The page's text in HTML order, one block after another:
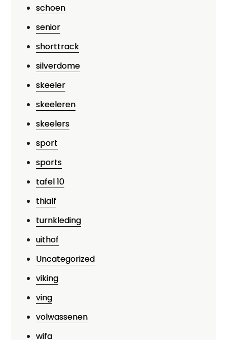
schoen
senior
shorttrack
silverdome
skeeler
skeeleren
skeelers
sport
sports
tafel 10
thialf
turnkleding
uithof
Uncategorized
viking
ving
volwassenen
wifa